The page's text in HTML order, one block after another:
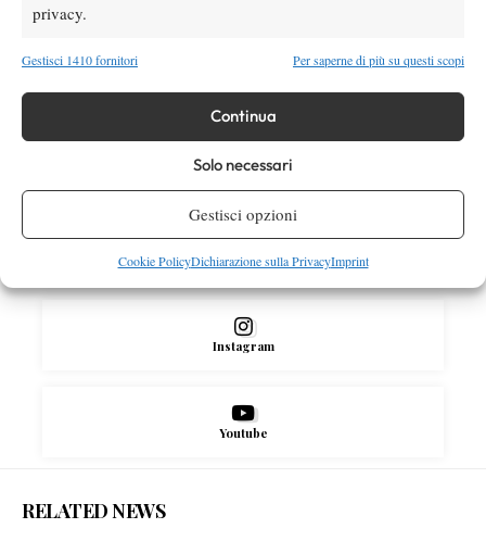
privacy.
Gestisci 1410 fornitori Per saperne di più su questi scopi
Continua
Solo necessari
Gestisci opzioni
Cookie PolicyDichiarazione sulla PrivacyImprint
SOCIAL
Facebook
X
Instagram
Youtube
RELATED NEWS